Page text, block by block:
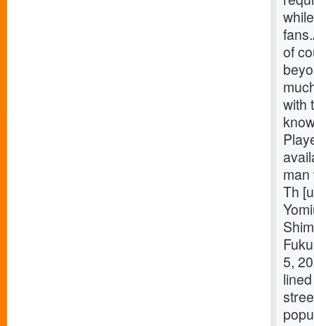
of
with
Th
5,